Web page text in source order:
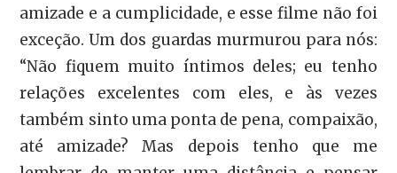
amizade e a cumplicidade, e esse filme não foi
exceção. Um dos guardas murmurou para nós:
“Não fiquem muito íntimos deles; eu tenho
relações excelentes com eles, e às vezes
também sinto uma ponta de pena, compaixão,
até amizade? Mas depois tenho que me